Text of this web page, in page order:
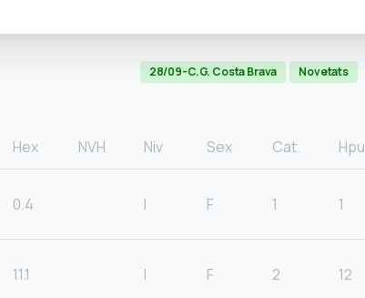
28/09-C.G. Costa Brava Novetats
Hex NVH Niv Sex Cat. Hpu
0.4 I F 1 1
11.1 I F 2 12